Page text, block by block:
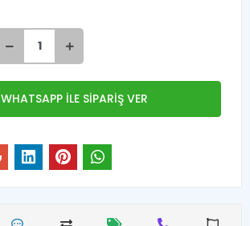
WHATSAPP İLE SİPARİŞ VER